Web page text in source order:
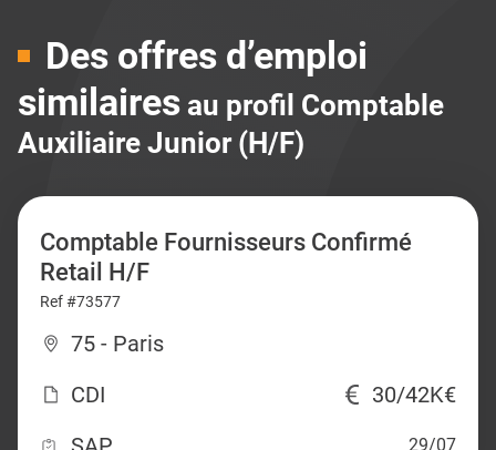
Des offres d’emploi
similaires au profil Comptable
Auxiliaire Junior (H/F)
Comptable Fournisseurs Confirmé
Retail H/F
Ref #73577
75 - Paris
CDI
30/42K€
29/07